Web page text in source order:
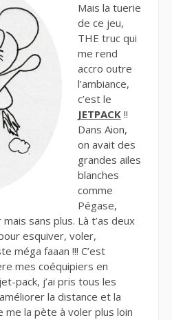
Mais la tuerie
de ce jeu,
THE truc qui
me rend
accro outre
l’ambiance,
c’est le
JETPACK!!
Dans Aion,
on avait des
grandes ailes
blanches
comme
Pégase,
sans plus. Là t’as deux
esquiver, voler,
méga faaan !!! C’est
mes coéquipiers en
pack, j’ai pris tous les
la distance et la
la pète à voler plus loin